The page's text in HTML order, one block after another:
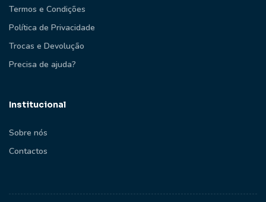
Termos e Condições
Política de Privacidade
Trocas e Devolução
Precisa de ajuda?
Institucional
Sobre nós
Contactos